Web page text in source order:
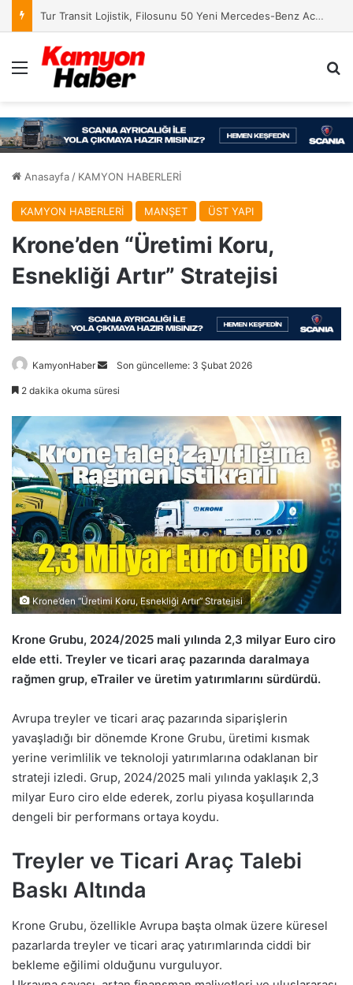
Tur Transit Lojistik, Filosunu 50 Yeni Mercedes-Benz Actros L 1848 LS ile Güçlendirdi
Menü
Anasayfa / KAMYON HABERLERİ
KAMYON HABERLERİ MANŞET ÜST YAPI
Krone’den “Üretimi Koru,
Esnekliği Artır” Stratejisi
KamyonHaber
BirSon güncelleme: 3 Şubat 2026
2 dakika okuma süresi
Krone’den “Üretimi Koru, Esnekliği Artır” Stratejisi
Krone Grubu, 2024/2025 mali yılında 2,3 milyar Euro ciro
elde etti. Treyler ve ticari araç pazarında daralmaya
rağmen grup, eTrailer ve üretim yatırımlarını sürdürdü.
Avrupa treyler ve ticari araç pazarında siparişlerin
yavaşladığı bir dönemde Krone Grubu, üretimi kısmak
yerine verimlilik ve teknoloji yatırımlarına odaklanan bir
strateji izledi. Grup, 2024/2025 mali yılında yaklaşık 2,3
milyar Euro ciro elde ederek, zorlu piyasa koşullarında
dengeli bir performans ortaya koydu.
Treyler ve Ticari Araç Talebi
Baskı Altında
Krone Grubu, özellikle Avrupa başta olmak üzere küresel
pazarlarda treyler ve ticari araç yatırımlarında ciddi bir
bekleme eğilimi olduğunu vurguluyor.